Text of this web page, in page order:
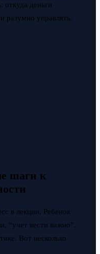
откуда деньги
разумно управлять.
шаги к
в лекции. Ребенок
“учет вести важно”.
Вот несколько